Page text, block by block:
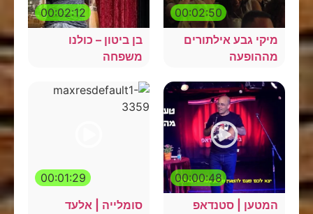
00:02:50
מיקי גבע אילתורים
מההופעה
00:02:12
בן ביטון – כולנו
משפחה
00:00:48
המטען | סטנדאפ
00:01:29
סומלייה | אלעד